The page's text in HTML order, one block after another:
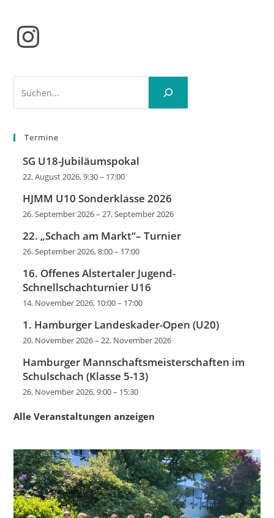
Instagram
Termine
SG U18-Jubiläumspokal
22. August 2026, 9:30– 17:00
HJMM U10 Sonderklasse 2026
26. September 2026–27. September 2026
22. „Schach am Markt“– Turnier
26. September 2026, 8:00– 17:00
16. Offenes Alstertaler Jugend-
Schnellschachturnier U16
14. November 2026, 10:00– 17:00
1. Hamburger Landeskader-Open (U20)
20. November 2026–22. November 2026
Hamburger Mannschaftsmeisterschaften im
Schulschach (Klasse 5-13)
26. November 2026, 9:00– 15:30
Alle Veranstaltungen anzeigen